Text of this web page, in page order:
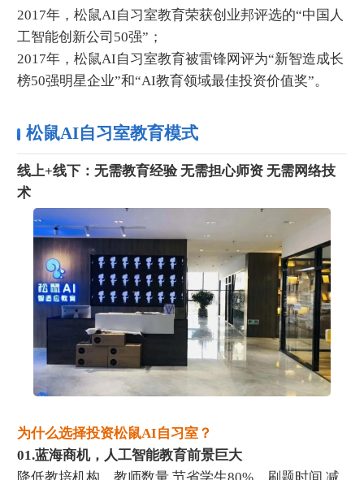
2017年，松鼠AI自习室教育荣获创业邦评选的“中国人
工智能创新公司50强”；
2017年，松鼠AI自习室教育被雷锋网评为“新智造成长
榜50强明星企业”和“AI教育领域最佳投资价值奖”。
松鼠AI自习室教育模式
线上+线下：无需教育经验 无需担心师资 无需网络技
术
为什么选择投资松鼠AI自习室？
01.蓝海商机，人工智能教育前景巨大
降低教培机构，教师数量 节省学生80%，刷题时间 减